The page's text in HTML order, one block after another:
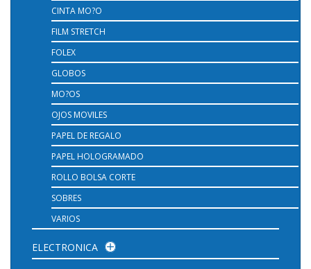
CINTA MO?O
FILM STRETCH
FOLEX
GLOBOS
MO?OS
OJOS MOVILES
PAPEL DE REGALO
PAPEL HOLOGRAMADO
ROLLO BOLSA CORTE
SOBRES
VARIOS
ELECTRONICA